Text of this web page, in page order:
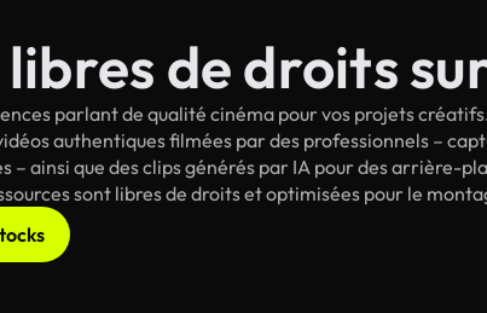
de droits
parlant de qualité cinéma pour vos projets
authentiques filmées par des professionnels –
– ainsi que des clips générés par IA pour des arrière-
sont libres de droits et optimisées pour le